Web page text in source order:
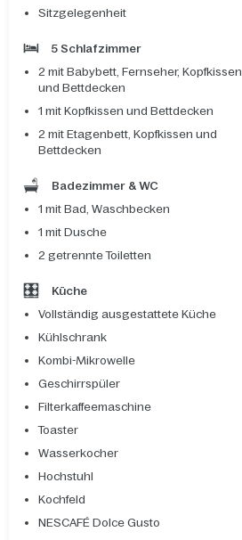
Sitzgelegenheit
5 Schlafzimmer
2 mit Babybett, Fernseher, Kopfkissen
und Bettdecken
1 mit Kopfkissen und Bettdecken
2 mit Etagenbett, Kopfkissen und
Bettdecken
Badezimmer & WC
1 mit Bad, Waschbecken
1 mit Dusche
2 getrennte Toiletten
Küche
Vollständig ausgestattete Küche
Kühlschrank
Kombi-Mikrowelle
Geschirrspüler
Filterkaffeemaschine
Toaster
Wasserkocher
Hochstuhl
Kochfeld
NESCAFÉ Dolce Gusto